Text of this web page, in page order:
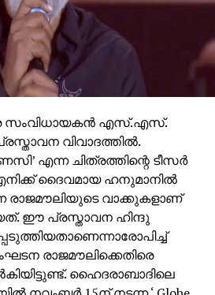
സംവിധായകന്‍ എസ്.എസ്.
വിവാദത്തില്‍.
എന്ന ചിത്രത്തിന്റെ ടീസര്‍
ദൈവമായ ഹനുമാനില്‍
രാജമൗലിയുടെ വാക്കുകളാണ്
ഈ പ്രസ്താവന ഹിന്ദു
രാജമൗലിക്കെതിരെ
ഹൈദരാബാദിലെ